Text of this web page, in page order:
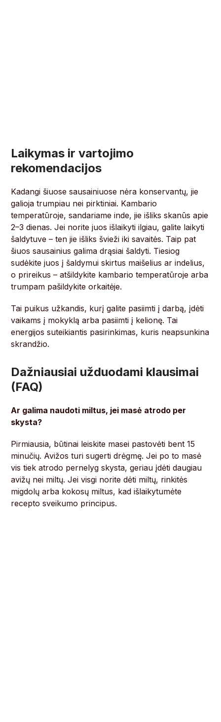
Laikymas ir vartojimo
rekomendacijos
Kadangi šiuose sausainiuose nėra konservantų, jie
galioja trumpiau nei pirktiniai. Kambario
temperatūroje, sandariame inde, jie išliks skanūs apie
2–3 dienas. Jei norite juos išlaikyti ilgiau, galite laikyti
šaldytuve – ten jie išliks švieži iki savaitės. Taip pat
šiuos sausainius galima drąsiai šaldyti. Tiesiog
sudėkite juos į šaldymui skirtus maišelius ar indelius,
o prireikus – atšildykite kambario temperatūroje arba
trumpam pašildykite orkaitėje.
Tai puikus užkandis, kurį galite pasiimti į darbą, įdėti
vaikams į mokyklą arba pasiimti į kelionę. Tai
energijos suteikiantis pasirinkimas, kuris neapsunkina
skrandžio.
Dažniausiai užduodami klausimai
(FAQ)
Ar galima naudoti miltus, jei masė atrodo per
skysta?
Pirmiausia, būtinai leiskite masei pastovėti bent 15
minučių. Avižos turi sugerti drėgmę. Jei po to masė
vis tiek atrodo pernelyg skysta, geriau įdėti daugiau
avižų nei miltų. Jei visgi norite dėti miltų, rinkitės
migdolų arba kokosų miltus, kad išlaikytumėte
recepto sveikumo principus.